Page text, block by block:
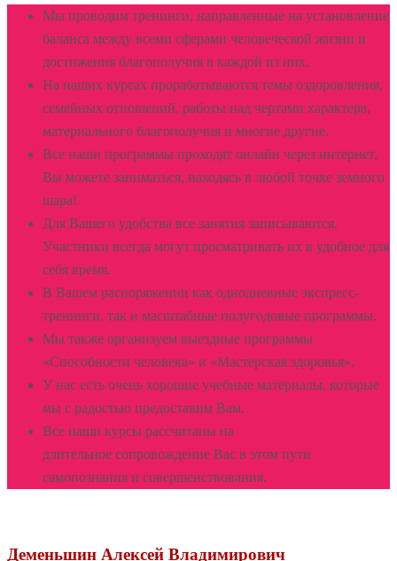
Мы проводим тренинги, направленные на установление
баланса между всеми сферами человеческой жизни и
достижения благополучия в каждой из них.
На наших курсах прорабатываются темы оздоровления,
семейных отношений, работы над чертами характера,
материального благополучия и многие другие.
Все наши программы проходят онлайн через интернет,
Вы можете заниматься, находясь в любой точке земного
шара!
Для Вашего удобства все занятия записываются.
Участники всегда могут просматривать их в удобное для
себя время.
В Вашем распоряжении как однодневные экспресс-
тренинги, так и масштабные полугодовые программы.
Мы также организуем выездные программы
«Способности человека» и «Мастерская здоровья».
У нас есть очень хорошие учебные материалы, которые
мы с радостью предоставим Вам.
Все наши курсы рассчитаны на
длительное сопровождение Вас в этом пути
самопознания и совершенствования.
Деменьшин Алексей Владимирович